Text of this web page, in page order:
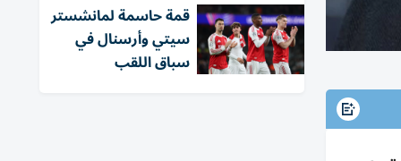
قمة حاسمة لمانشستر
سيتي وأرسنال في
سباق اللقب